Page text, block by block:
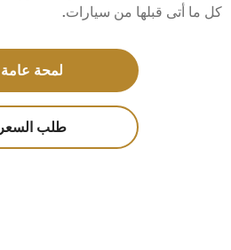
كل ما أتى قبلها من سيارات.
لمحة عامة
طلب السعر